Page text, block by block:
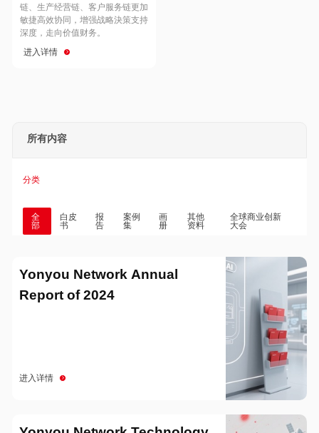
Hong Kong
链、生产经营链、客户服务链更加
敏捷高效协同，增强战略決策支持
深度，走向价值财务。
进入详情
所有内容
分类
全
部
白皮
书
报
告
案例
集
画
册
其他
资料
全球商业创新
大会
Yonyou Network Annual
Report of 2024
进入详情